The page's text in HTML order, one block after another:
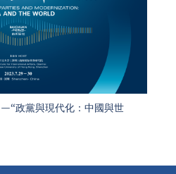
政黨與現代化：中國與世